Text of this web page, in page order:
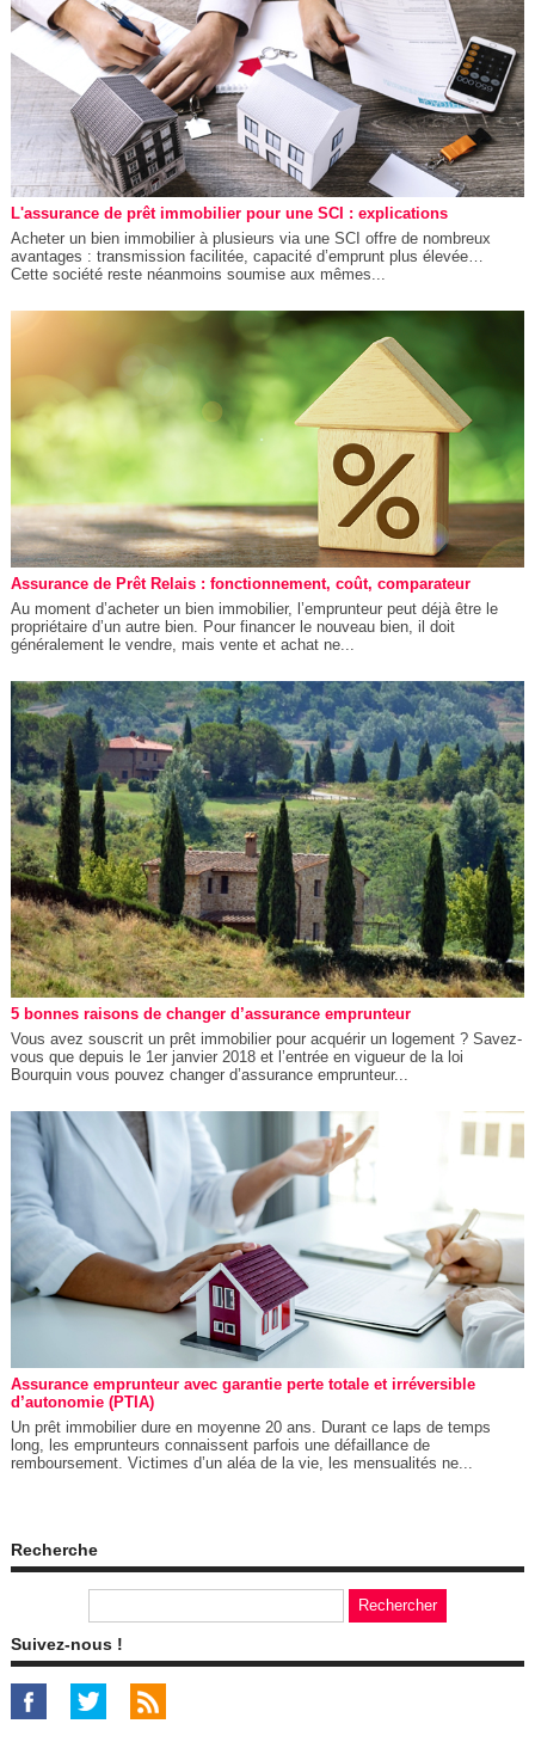
L'assurance de prêt immobilier pour une SCI : explications
Acheter un bien immobilier à plusieurs via une SCI offre de nombreux
avantages : transmission facilitée, capacité d’emprunt plus élevée…
Cette société reste néanmoins soumise aux mêmes...
Assurance de Prêt Relais : fonctionnement, coût, comparateur
Au moment d’acheter un bien immobilier, l’emprunteur peut déjà être le
propriétaire d’un autre bien. Pour financer le nouveau bien, il doit
généralement le vendre, mais vente et achat ne...
5 bonnes raisons de changer d’assurance emprunteur
Vous avez souscrit un prêt immobilier pour acquérir un logement ? Savez-
vous que depuis le 1er janvier 2018 et l’entrée en vigueur de la loi
Bourquin vous pouvez changer d’assurance emprunteur...
Assurance emprunteur avec garantie perte totale et irréversible
d’autonomie (PTIA)
Un prêt immobilier dure en moyenne 20 ans. Durant ce laps de temps
long, les emprunteurs connaissent parfois une défaillance de
remboursement. Victimes d’un aléa de la vie, les mensualités ne...
Recherche
Suivez-nous !